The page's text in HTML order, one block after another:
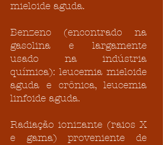
mieloide aguda.
Benzeno (encontrado na
gasolina e largamente
usado na indústria
química): leucemia mieloide
aguda e crônica, leucemia
linfoide aguda.
Radiação ionizante (raios X
e gama) proveniente de